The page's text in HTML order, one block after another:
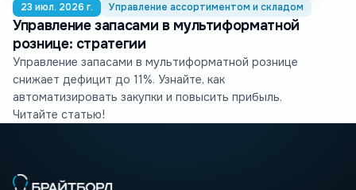
23 июл. 2026 г. Управление ассортиментом и складом
Управление запасами в мультиформатной
рознице: стратегии
Управление запасами в мультиформатной рознице
снижает дефицит до 11%. Узнайте, как
автоматизировать закупки и повысить прибыль.
Читайте статью!